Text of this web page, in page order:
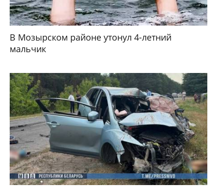
В Мозырском районе утонул 4-летний
мальчик